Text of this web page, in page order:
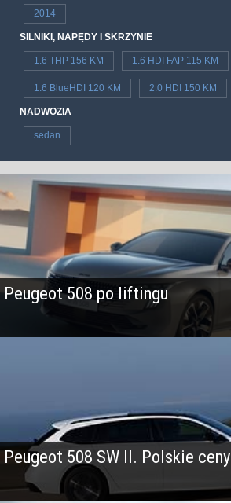
2014
SILNIKI, NAPĘDY I SKRZYNIE
1.6 THP 156 KM 1.6 HDI FAP 115 KM
1.6 BlueHDI 120 KM 2.0 HDI 150 KM
NADWOZIA
sedan
Peugeot 508 po liftingu
Peugeot 508 SW II. Polskie ceny